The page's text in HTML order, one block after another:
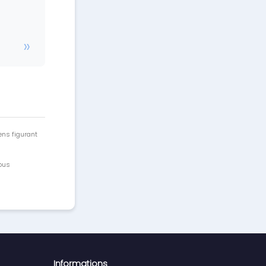
figurant
Informations